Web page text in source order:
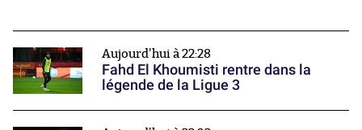
Aujourd'hui à 22:28
Fahd El Khoumisti rentre dans la
légende de la Ligue 3